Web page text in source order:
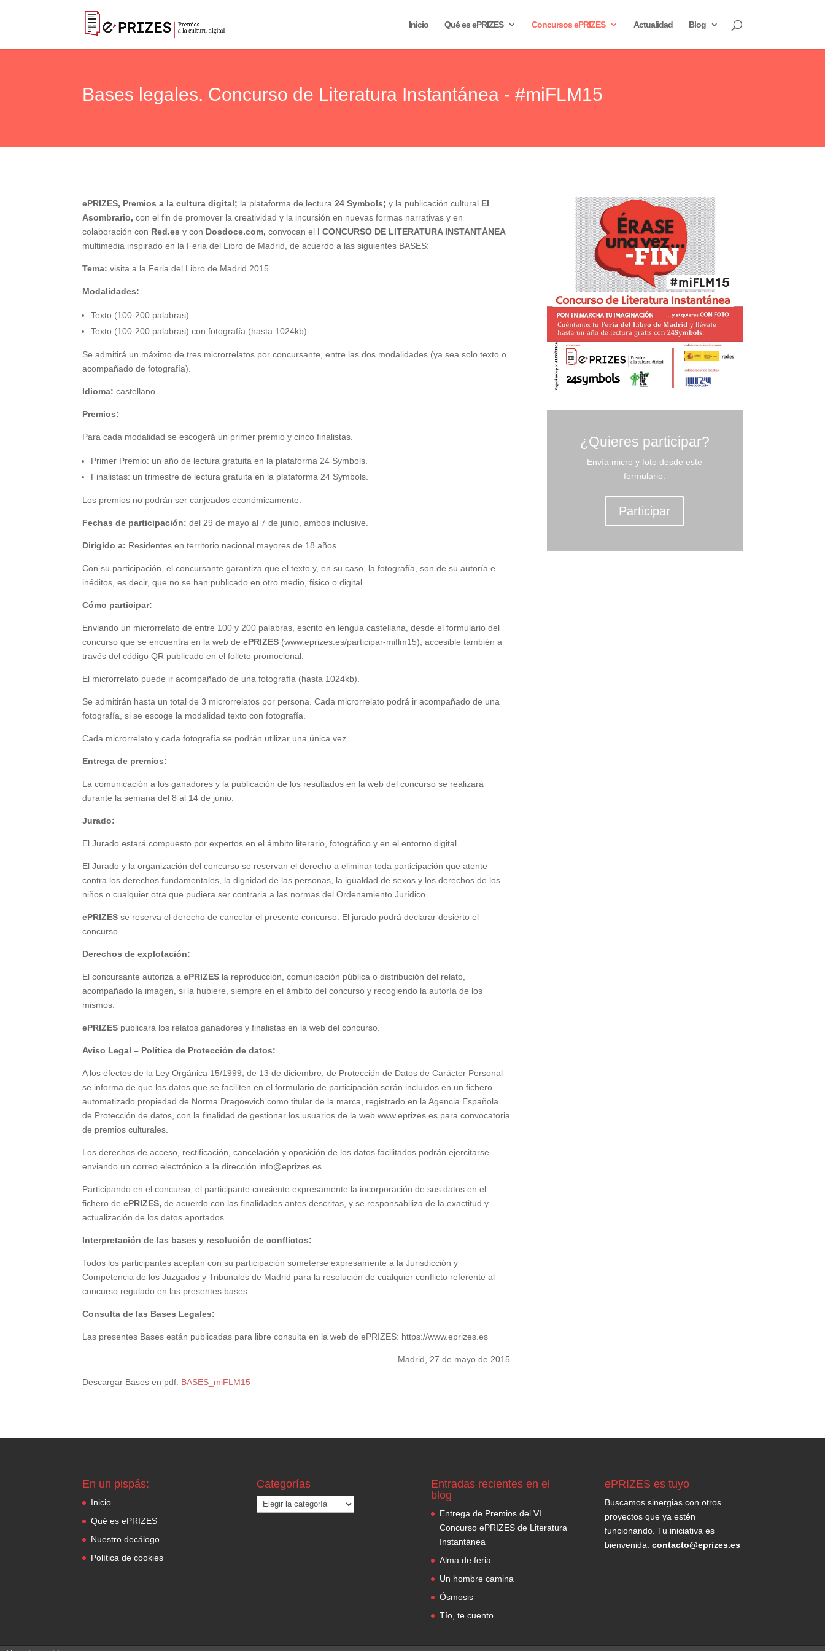
Inicio Qué es ePRIZES Concursos ePRIZES Actualidad Blog
Bases legales. Concurso de Literatura Instantánea - #miFLM15
ePRIZES, Premios a la cultura digital; la plataforma de lectura24 Symbols; y la publicación cultural El
Asombrario, con el fin de promover la creatividad y la incursión en nuevas formas narrativas y en
colaboración con Red.es y con Dosdoce.com, convocan el I CONCURSO DE LITERATURA INSTANTÁNEA
multimedia inspirado en la Feria del Libro de Madrid, de acuerdo a las siguientes BASES:
Tema: visita a la Feria del Libro de Madrid 2015
Modalidades:
Texto (100-200 palabras)
Texto (100-200 palabras) con fotografía (hasta 1024kb).
Se admitirá un máximo de tres microrrelatos por concursante, entre las dos modalidades (ya sea solo texto o
acompañado de fotografía).
Idioma: castellano
Premios:
Para cada modalidad se escogerá un primer premio y cinco finalistas.
Primer Premio: un año de lectura gratuita en la plataforma 24 Symbols.
Finalistas: un trimestre de lectura gratuita en la plataforma 24 Symbols.
Los premios no podrán ser canjeados económicamente.
Fechas de participación: del 29 de mayo al 7 de junio, ambos inclusive.
Dirigido a: Residentes en territorio nacional mayores de 18 años.
Con su participación, el concursante garantiza que el texto y, en su caso, la fotografía, son de su autoría e
inéditos, es decir, que no se han publicado en otro medio, físico o digital.
Cómo participar:
Enviando un microrrelato de entre 100 y 200 palabras, escrito en lengua castellana, desde el formulario del
concurso que se encuentra en la web deePRIZES (www.eprizes.es/participar-miflm15), accesible también a
través del código QR publicado en el folleto promocional.
El microrrelato puede ir acompañado de una fotografía (hasta 1024kb).
Se admitirán hasta un total de 3 microrrelatos por persona. Cada microrrelato podrá ir acompañado de una
fotografía, si se escoge la modalidad texto con fotografía.
Cada microrrelato y cada fotografía se podrán utilizar una única vez.
Entrega de premios:
La comunicación a los ganadores y la publicación de los resultados en la web del concurso se realizará
durante la semana del 8 al 14 de junio.
Jurado:
El Jurado estará compuesto por expertos en el ámbito literario, fotográfico y en el entorno digital.
El Jurado y la organización del concurso se reservan el derecho a eliminar toda participación que atente
contra los derechos fundamentales, la dignidad de las personas, la igualdad de sexos y los derechos de los
niños o cualquier otra que pudiera ser contraria a las normas del Ordenamiento Jurídico.
ePRIZES se reserva el derecho de cancelar el presente concurso. El jurado podrá declarar desierto el
concurso.
Derechos de explotación:
El concursante autoriza aePRIZES la reproducción, comunicación pública o distribución del relato,
acompañado la imagen, si la hubiere, siempre en el ámbito del concurso y recogiendo la autoría de los
mismos.
ePRIZES publicará los relatos ganadores y finalistas en la web del concurso.
Aviso Legal – Política de Protección de datos:
A los efectos de la Ley Orgánica 15/1999, de 13 de diciembre, de Protección de Datos de Carácter Personal
se informa de que los datos que se faciliten en el formulario de participación serán incluidos en un fichero
automatizado propiedad de Norma Dragoevich como titular de la marca, registrado en la Agencia Española
de Protección de datos, con la finalidad de gestionar los usuarios de la web www.eprizes.es para convocatoria
de premios culturales.
Los derechos de acceso, rectificación, cancelación y oposición de los datos facilitados podrán ejercitarse
enviando un correo electrónico a la dirección info@eprizes.es
Participando en el concurso, el participante consiente expresamente la incorporación de sus datos en el
fichero deePRIZES, de acuerdo con las finalidades antes descritas, y se responsabiliza de la exactitud y
actualización de los datos aportados.
Interpretación de las bases y resolución de conflictos:
Todos los participantes aceptan con su participación someterse expresamente a la Jurisdicción y
Competencia de los Juzgados y Tribunales de Madrid para la resolución de cualquier conflicto referente al
concurso regulado en las presentes bases.
Consulta de las Bases Legales:
Las presentes Bases están publicadas para libre consulta en la web de ePRIZES: https://www.eprizes.es
Madrid, 27 de mayo de 2015
Descargar Bases en pdf: BASES_miFLM15
¿Quieres participar?
Envía micro y foto desde este
formulario:
Participar
En un pispás:
Inicio
Qué es ePRIZES
Nuestro decálogo
Política de cookies
Categorías
Categorías
Entradas recientes en el
blog
Entrega de Premios del VI
Concurso ePRIZES de Literatura
Instantánea
Alma de feria
Un hombre camina
Ósmosis
Tío, te cuento…
ePRIZES es tuyo
Buscamos sinergias con otros
proyectos que ya estén
funcionando. Tu iniciativa es
bienvenida.contacto@eprizes.es